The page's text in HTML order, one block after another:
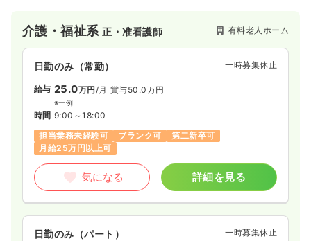
心に千葉・埼玉・神奈川そして沖縄県へと事業を進めていま
す。
介護・福祉系正・准看護師 有料老人ホーム
日勤のみ（常勤） 一時募集休止
給与 25.0万円 /月 賞与50.0万円
※一例
時間 9:00～18:00
担当業務未経験可
ブランク可
第二新卒可
月給25万円以上可
気になる 詳細を見る
日勤のみ（パート） 一時募集休止